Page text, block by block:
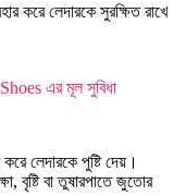
করে লেদারকে সুরক্ষিত রাখে
এর মূল সুবিধা
লেদারকে পুষ্টি দেয়।
বৃষ্টি বা তুষারপাতে জুতোর